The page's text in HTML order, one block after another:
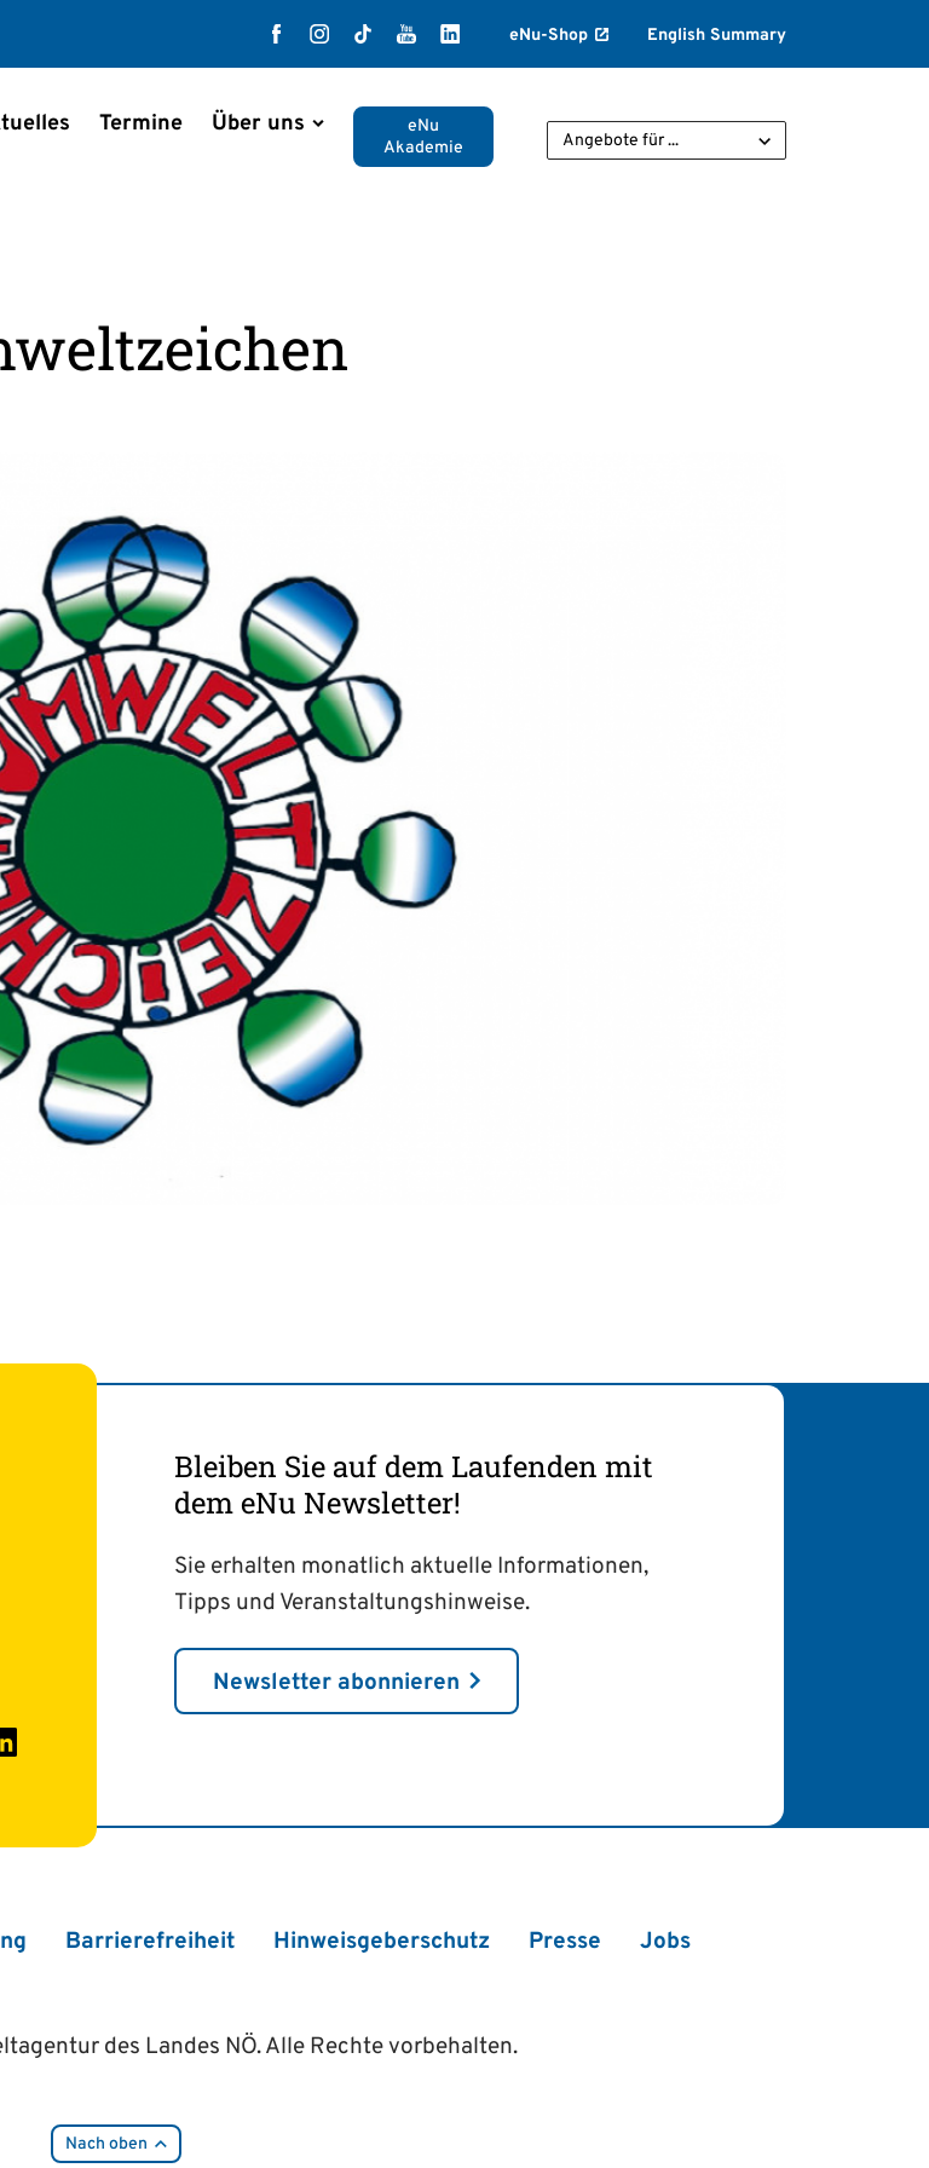
Facebook
Instagram
TikTokYouTube
LinkedIn
eNu-Shop English Summary
Termine Über uns
eNu
Akademie
Angebote für ...
LinkedIn
Bleiben Sie auf dem Laufenden mit
dem eNu Newsletter!
Sie erhalten monatlich aktuelle Informationen,
Tipps und Veranstaltungshinweise.
Newsletter abonnieren
Barrierefreiheit Hinweisgeberschutz Presse Jobs
des Landes NÖ. Alle Rechte vorbehalten.
Nach oben